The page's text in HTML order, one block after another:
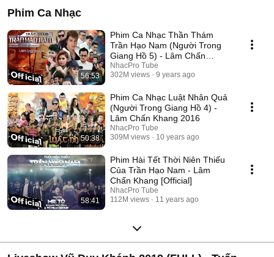
Phim Ca Nhạc
56:53
Phim Ca Nhạc Thần Thám
Trần Hạo Nam (Người Trong
Giang Hồ 5) - Lâm Chấn
Khang 2017
NhacPro Tube
302M views
9 years ago
50:38
Phim Ca Nhạc Luật Nhân Quả
(Người Trong Giang Hồ 4) -
Lâm Chấn Khang 2016
NhacPro Tube
309M views
10 years ago
58:41
Phim Hài Tết Thời Niên Thiếu
Của Trần Hạo Nam - Lâm
Chấn Khang [Official]
NhacPro Tube
112M views
11 years ago